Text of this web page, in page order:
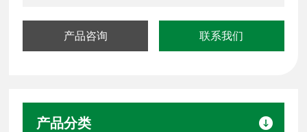
产品咨询 联系我们
产品分类